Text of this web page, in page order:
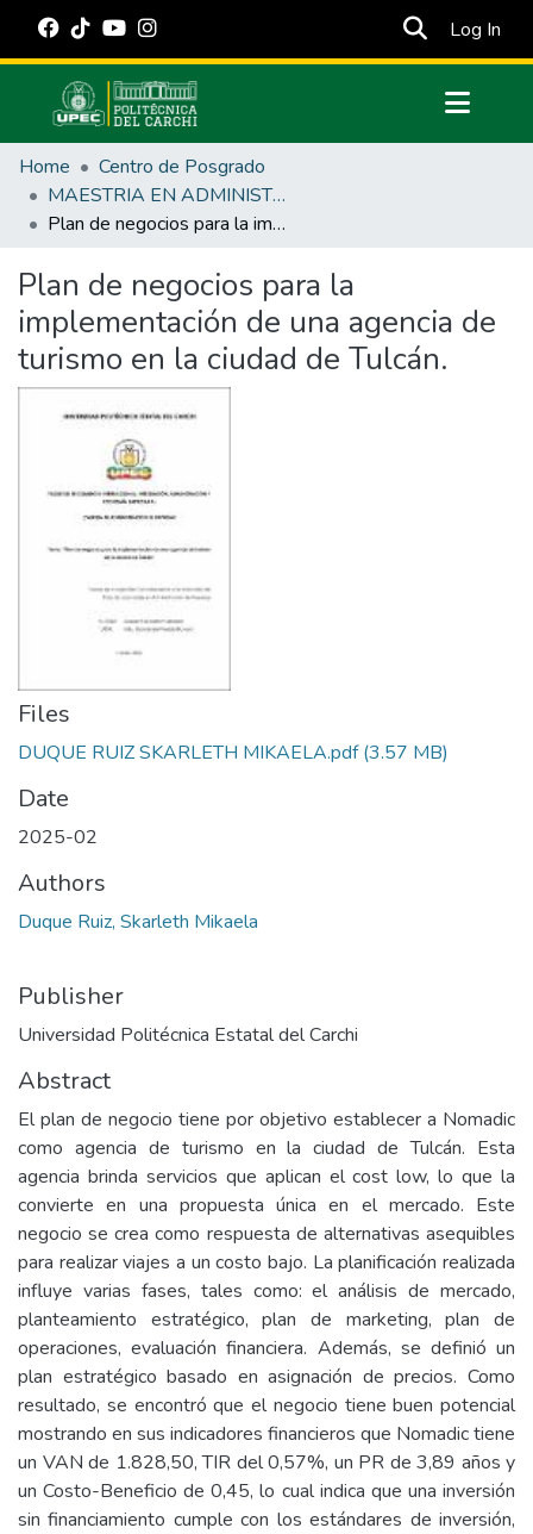
Log In
Communities & Collections
All of DSpace
Statistics
Estadísticas Externas
Manuales
Home
Centro de Posgrado
MAESTRIA EN ADMINISTRACIÓN DE EMPRESAS CON MENCIÓN EN INNOVACIÓN
Plan de negocios para la implementación de una agencia de turismo en la ciudad de Tulcán.
Plan de negocios para la
implementación de una agencia de
turismo en la ciudad de Tulcán.
Files
DUQUE RUIZ SKARLETH MIKAELA.pdf(3.57 MB)
Date
2025-02
Authors
Duque Ruiz, Skarleth Mikaela
Publisher
Universidad Politécnica Estatal del Carchi
Abstract
El plan de negocio tiene por objetivo establecer a Nomadic
como agencia de turismo en la ciudad de Tulcán. Esta
agencia brinda servicios que aplican el cost low, lo que la
convierte en una propuesta única en el mercado. Este
negocio se crea como respuesta de alternativas asequibles
para realizar viajes a un costo bajo. La planificación realizada
influye varias fases, tales como: el análisis de mercado,
planteamiento estratégico, plan de marketing, plan de
operaciones, evaluación financiera. Además, se definió un
plan estratégico basado en asignación de precios. Como
resultado, se encontró que el negocio tiene buen potencial
mostrando en sus indicadores financieros que Nomadic tiene
un VAN de 1.828,50, TIR del 0,57%, un PR de 3,89 años y
un Costo-Beneficio de 0,45, lo cual indica que una inversión
sin financiamiento cumple con los estándares de inversión,